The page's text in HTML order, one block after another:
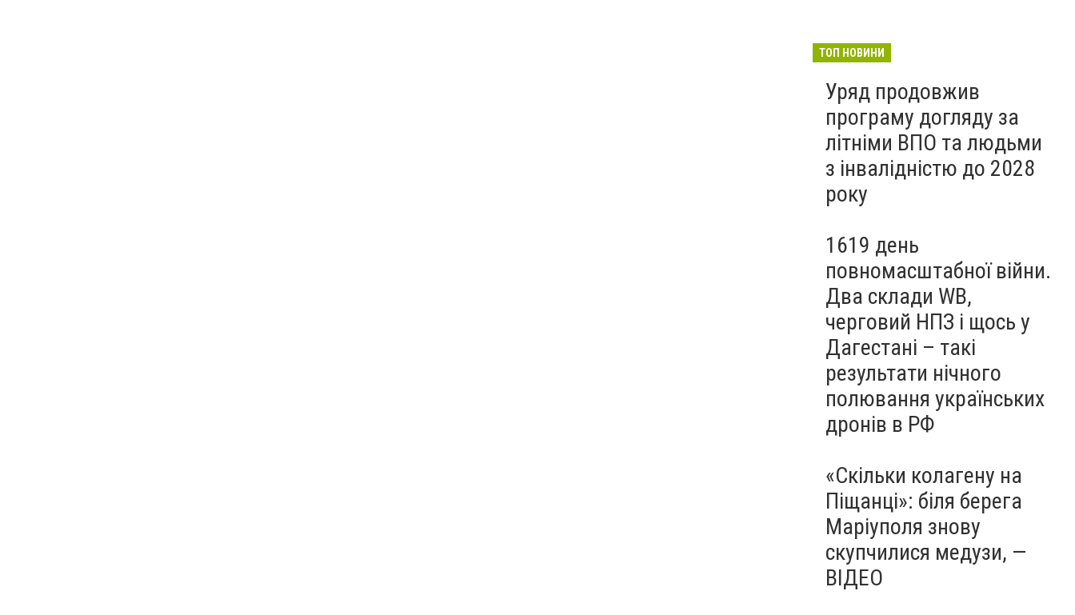
Бєдняков зіграє тата
новому українському
фільмі, - ФОТО
5 серпня
ТОП НОВИНИ
Уряд продовжив
програму догляду за
літніми ВПО та людьми
з інвалідністю до 2028
року
1619 день
повномасштабної війни.
Два склади WB,
черговий НПЗ і щось у
Дагестані – такі
результати нічного
полювання українських
дронів в РФ
«Скільки колагену на
Піщанці»: біля берега
Маріуполя знову
скупчилися медузи, —
ВІДЕО